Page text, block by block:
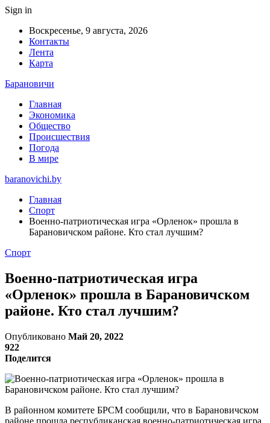
Sign in
Воскресенье, 9 августа, 2026
Контакты
Лента
Карта
Барановичи
Главная
Экономика
Общество
Происшествия
Погода
В мире
baranovichi.by
Главная
Спорт
Военно-патриотическая игра «Орленок» прошла в
Барановичском районе. Кто стал лучшим?
Спорт
Военно-патриотическая игра
«Орленок» прошла в Барановичском
районе. Кто стал лучшим?
Опубликовано Май 20, 2022
922
Поделится
В районном комитете БРСМ сообщили, что в Барановичском
районе прошла республиканская военно-патриотическая игра